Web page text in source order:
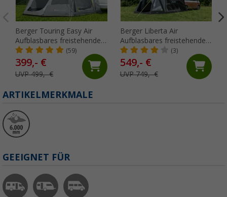
Berger Touring Easy Air
Aufblasbares freistehendes
Busvorzelt, Anbauhöhe 180
- 200 cm
(59)
399,- €
UVP 499,- €
Berger Liberta Air
Aufblasbares freistehendes
Busheckzelt, Anbauhöhe
180 - 205 cm
(3)
549,- €
UVP 749,- €
ARTIKELMERKMALE
GEEIGNET FÜR